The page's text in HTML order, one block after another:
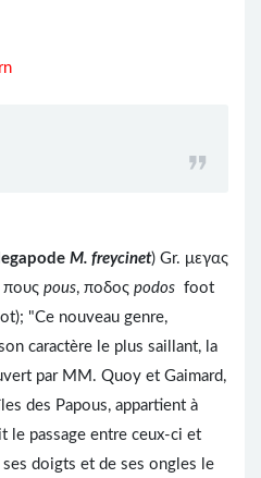
M. freycinet) Gr. μεγας
πους pous, ποδος podos foot
"Ce nouveau genre,
caractère le plus saillant, la
par MM. Quoy et Gaimard,
des Papous, appartient à
le passage entre ceux-ci et
ses doigts et de ses ongles le